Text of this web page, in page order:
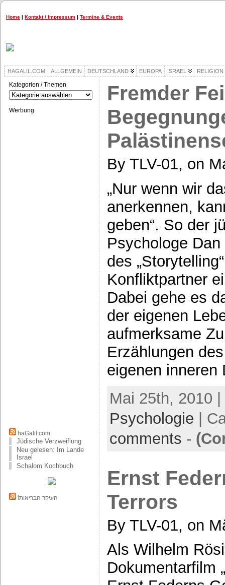
Home | Kontakt / Impressum | Termine & Events
HAGALIL.COM ALLGEMEIN DEUTSCHLAND EUROPA ISRAEL RELIGION
Kategorien / Themen
Kategorien
/
Themen
Werbung
haGalil.com
Jüdische Verzweiflung
Neu gelesen: Im Lande
Israel
Schalom Kochbuch
!העיקר הבריאות
Fremder
By TLV-01, on
„Nur wenn wir
anerkennen,
geben“. So der
Psychologe
des
Konfliktpartner
Dabei gehe es
der eigenen
aufmerksame
Erzählungen
eigenen
Mai 25th, 2010
Psychologie |
comments -
Ernst
Terrors
By TLV-01, on
Als Wilhelm
Dokumentarfilm